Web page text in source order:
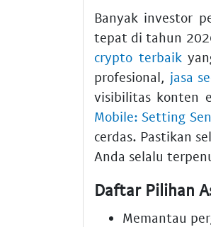
Banyak investor
tepat di tahun
crypto terbaik
profesional, jasa
visibilitas konten
Mobile: Setting
cerdas. Pastikan
Anda selalu
Daftar Pilihan
Memantau